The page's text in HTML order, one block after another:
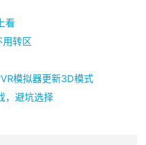
看
用转区
模拟器更新3D模式
，避坑选择